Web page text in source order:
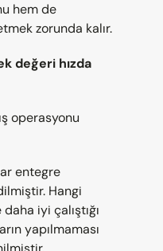
hem de
zorunda kalır.
değeri hızda
operasyonu
entegre
Hangi
iyi çalıştığı
yapılmaması